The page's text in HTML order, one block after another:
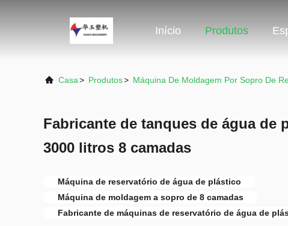
Início Produtos
Casa> Produtos> Máquina De Moldagem Por Sopro De
Fabricante de tanques de água de
3000 litros 8 camadas
Máquina de reservatório de água de plástico
Máquina de moldagem a sopro de 8 camadas
Fabricante de máquinas de reservatório de água de